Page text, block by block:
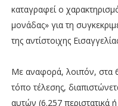
καταγραφεί ο
μονάδας» για τη
της αντίστοιχης
Με αναφορά, λοιπόν, στα
τόπο τέλεσης,
αυτών (6.257 περιστατικά